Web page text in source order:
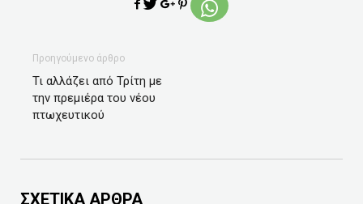
Προηγούμενο άρθρο
Τι αλλάζει από Τρίτη με
την πρεμιέρα του νέου
πτωχευτικού
ΣΧΕΤΙΚΑ ΑΡΘΡΑ